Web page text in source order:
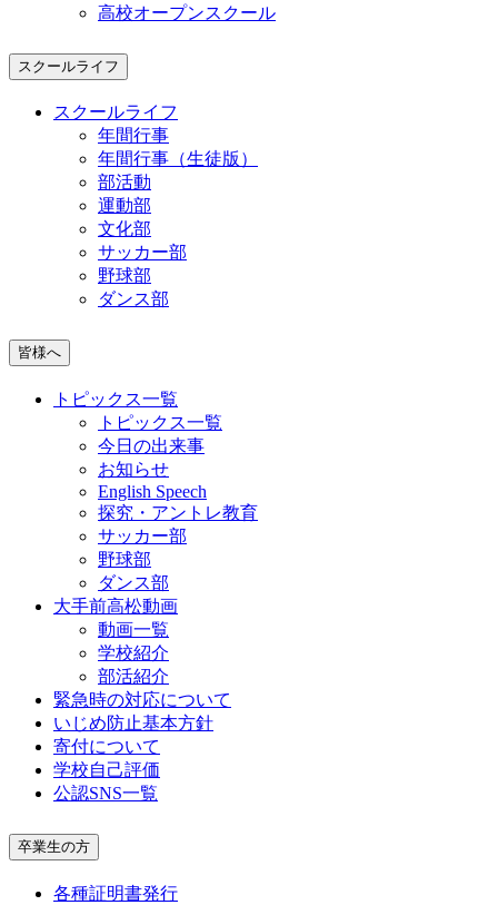
高校オープンスクール
スクールライフ
スクールライフ
年間行事
年間行事（生徒版）
部活動
運動部
文化部
サッカー部
野球部
ダンス部
皆様へ
トピックス一覧
トピックス一覧
今日の出来事
お知らせ
English Speech
探究・アントレ教育
サッカー部
野球部
ダンス部
大手前高松動画
動画一覧
学校紹介
部活紹介
緊急時の対応について
いじめ防止基本方針
寄付について
学校自己評価
公認SNS一覧
卒業生の方
各種証明書発行